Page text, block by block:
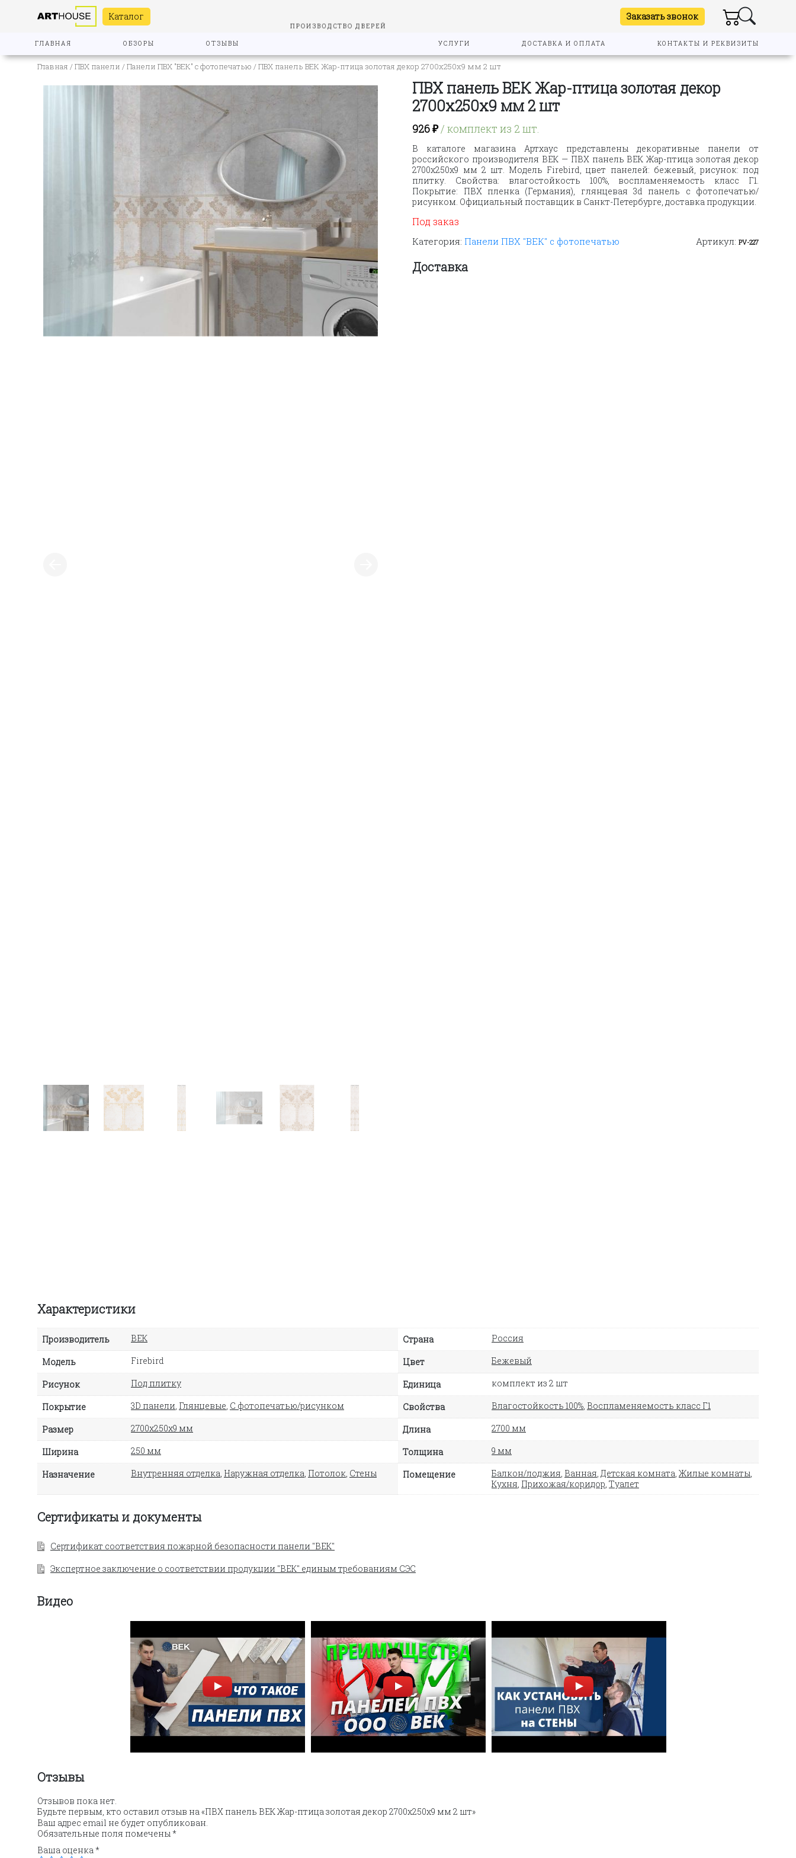
Каталог Заказать звонок
ГЛАВНАЯ ОБЗОРЫ ОТЗЫВЫ УСЛУГИ ДОСТАВКА И ОПЛАТА КОНТАКТЫ И РЕКВИЗИТЫ
Главная /ПВХ панели /Панели ПВХ "ВЕК" с фотопечатью / ПВХ панель ВЕК Жар-птица золотая декор 2700х250х9 мм 2 шт
ПВХ панель ВЕК Жар-птица золотая декор
2700х250х9 мм 2 шт
926₽/ комплект из 2 шт.
В каталоге магазина Артхаус представлены декоративные панели от
российского производителя ВЕК — ПВХ панель ВЕК Жар-птица золотая декор
2700х250х9 мм 2 шт. Модель Firebird, цвет панелей: бежевый, рисунок: под
плитку. Свойства: влагостойкость 100%, воспламеняемость класс Г1.
Покрытие: ПВХ пленка (Германия), глянцевая 3d панель с фотопечатью/
рисунком. Официальный поставщик в Санкт-Петербурге, доставка продукции.
Под заказ
Артикул: PV-227
Категория: Панели ПВХ "ВЕК" с фотопечатью
Доставка
Характеристики
Производитель ВЕК Страна Россия
Модель Firebird Цвет Бежевый
Рисунок Под плитку Единица комплект из 2 шт
Покрытие 3D панели, Глянцевые, С фотопечатью/рисунком Свойства Влагостойкость 100%, Воспламеняемость класс Г1
Размер 2700х250х9 мм Длина 2700 мм
Ширина 250 мм Толщина 9 мм
Назначение Внутренняя отделка, Наружная отделка, Потолок, Стены Помещение Балкон/лоджия, Ванная, Детская комната, Жилые комнаты,
Кухня, Прихожая/коридор, Туалет
Сертификаты и документы
Сертификат соответствия пожарной безопасности панели "ВЕК"
Экспертное заключение о соответствии продукции "ВЕК" единым требованиям СЭС
Видео
Отзывы
Отзывов пока нет.
Будьте первым, кто оставил отзыв на «ПВХ панель ВЕК Жар-птица золотая декор 2700х250х9 мм 2 шт»
Ваш адрес email не будет опубликован.
Обязательные поля помечены*
Ваша оценка*